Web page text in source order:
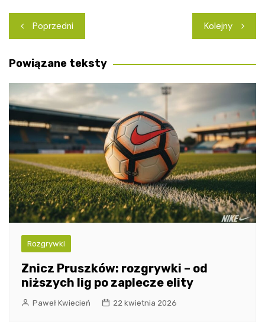
Nawigacja
wpisu
Poprzedni Kolejny
Powiązane teksty
Rozgrywki
Znicz Pruszków: rozgrywki – od
niższych lig po zaplecze elity
Paweł Kwiecień 22 kwietnia 2026